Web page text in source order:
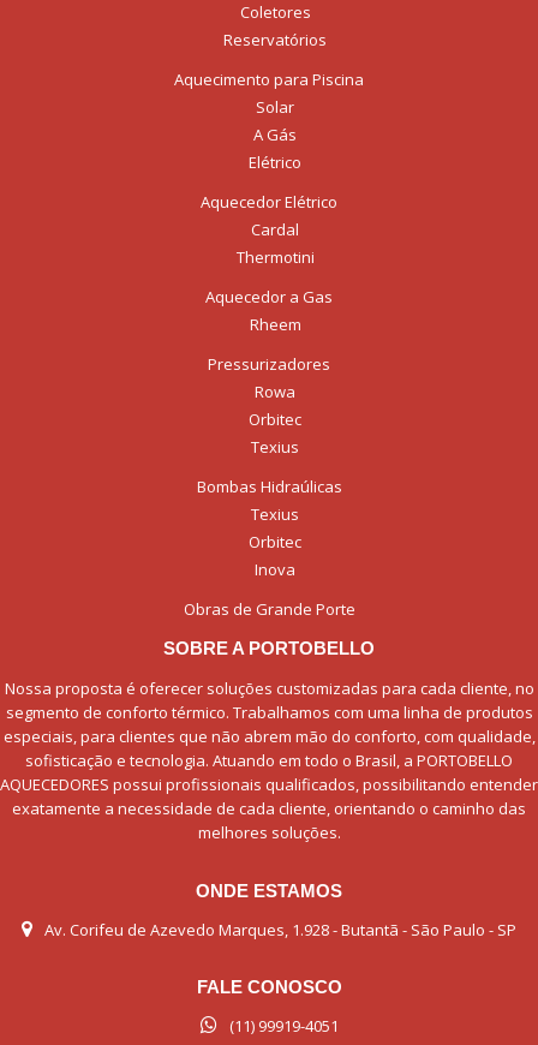
Coletores
Reservatórios
Aquecimento para Piscina
Solar
A Gás
Elétrico
Aquecedor Elétrico
Cardal
Thermotini
Aquecedor a Gas
Rheem
Pressurizadores
Rowa
Orbitec
Texius
Bombas Hidraúlicas
Texius
Orbitec
Inova
Obras de Grande Porte
SOBRE A PORTOBELLO
Nossa proposta é oferecer soluções customizadas para cada cliente, no
segmento de conforto térmico. Trabalhamos com uma linha de produtos
especiais, para clientes que não abrem mão do conforto, com qualidade,
sofisticação e tecnologia. Atuando em todo o Brasil, a PORTOBELLO
AQUECEDORES possui profissionais qualificados, possibilitando entender
exatamente a necessidade de cada cliente, orientando o caminho das
melhores soluções.
ONDE ESTAMOS
Av. Corifeu de Azevedo Marques, 1.928 - Butantã - São Paulo - SP
FALE CONOSCO
(11) 99919-4051